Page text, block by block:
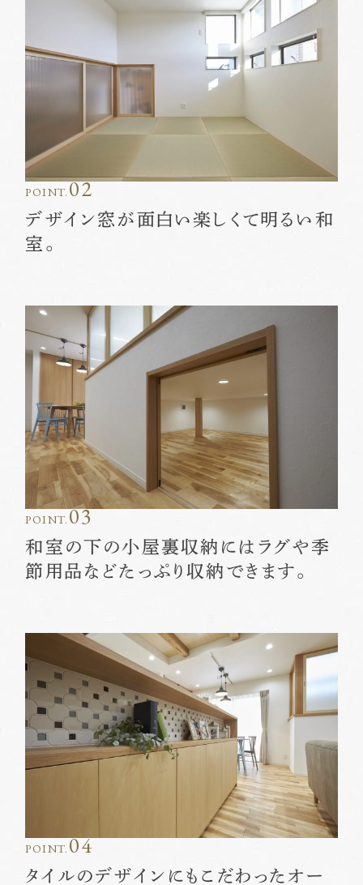
POINT.02
デザイン窓が面白い楽しくて明るい和
室。
POINT.03
和室の下の小屋裏収納にはラグや季
節用品などたっぷり収納できます。
POINT.04
タイルのデザインにもこだわったオー